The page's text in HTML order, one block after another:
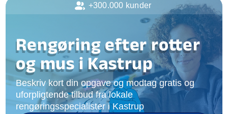
Rengøring efter rotter
og mus i Kastrup
Beskriv kort din opgave og modtag gratis og
uforpligtende tilbud fra lokale
rengøringsspecialister i Kastrup
+300.000 kunder